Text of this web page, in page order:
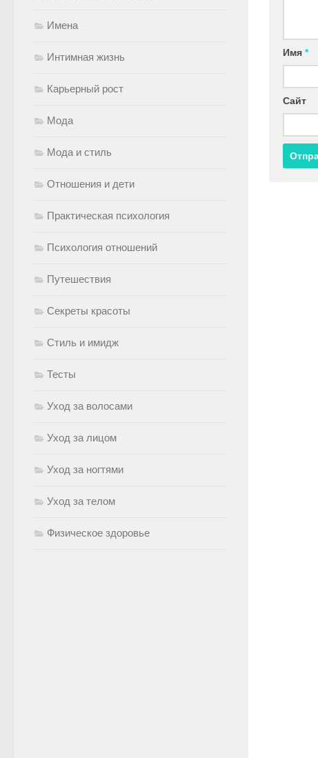
Имя *
Сайт
Имена
Интимная жизнь
Карьерный рост
Мода
Мода и стиль
Отношения и дети
Практическая психология
Психология отношений
Путешествия
Секреты красоты
Стиль и имидж
Тесты
Уход за волосами
Уход за лицом
Уход за ногтями
Уход за телом
Физическое здоровье